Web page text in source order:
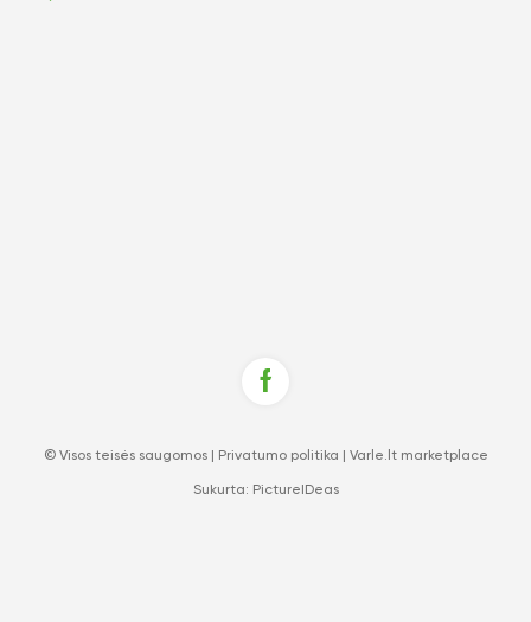
© Visos teisės saugomos | Privatumo politika Varle.lt marketplace
Sukurta: PictureIDeas